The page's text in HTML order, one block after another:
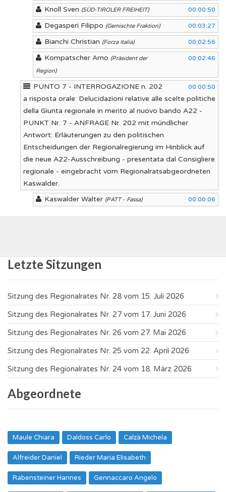
00:00:50
Knoll Sven (SÜD-TIROLER FREIHEIT)
00:03:27
Degasperi Filippo (Gemischte Fraktion)
00:02:56
Bianchi Christian (Forza Italia)
00:02:46
Kompatscher Arno (Präsident der
Region)
00:00:50
PUNTO 7 - INTERROGAZIONE n. 202
a risposta orale: Delucidazioni relative alle scelte politiche
della Giunta regionale in merito al nuovo bando A22 -
PUNKT Nr. 7 - ANFRAGE Nr. 202 mit mündlicher
Antwort: Erläuterungen zu den politischen
Entscheidungen der Regionalregierung im Hinblick auf
die neue A22-Ausschreibung - presentata dal Consigliere
regionale - eingebracht vom Regionalratsabgeordneten
Kaswalder.
00:00:06
Kaswalder Walter (PATT - Fassa)
Letzte Sitzungen
Sitzung des Regionalrates Nr. 28 vom 15. Juli 2026
Sitzung des Regionalrates Nr. 27 vom 17. Juni 2026
Sitzung des Regionalrates Nr. 26 vom 27. Mai 2026
Sitzung des Regionalrates Nr. 25 vom 22. April 2026
Sitzung des Regionalrates Nr. 24 vom 18. März 2026
Abgeordnete
Maule Chiara Daldoss Carlo Calzà Michela
Alfreider Daniel Rieder Maria Elisabeth
Rabensteiner Hannes Gennaccaro Angelo